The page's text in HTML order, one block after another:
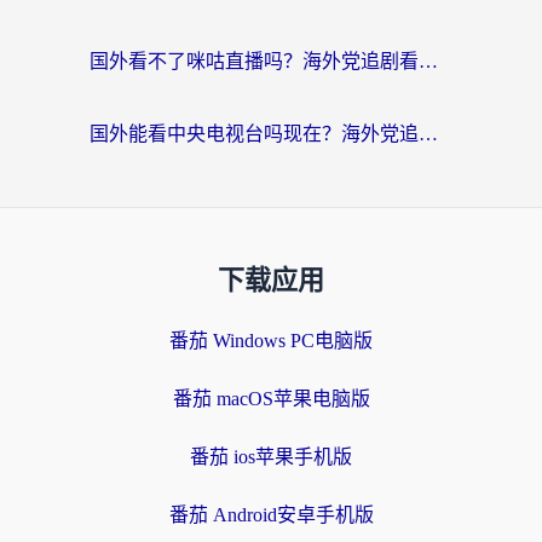
国外看不了咪咕直播吗？海外党追剧看片的加速器选择指南
国外能看中央电视台吗现在？海外党追剧看央视的实用指南
下载应用
番茄 Windows PC电脑版
番茄 macOS苹果电脑版
番茄 ios苹果手机版
番茄 Android安卓手机版